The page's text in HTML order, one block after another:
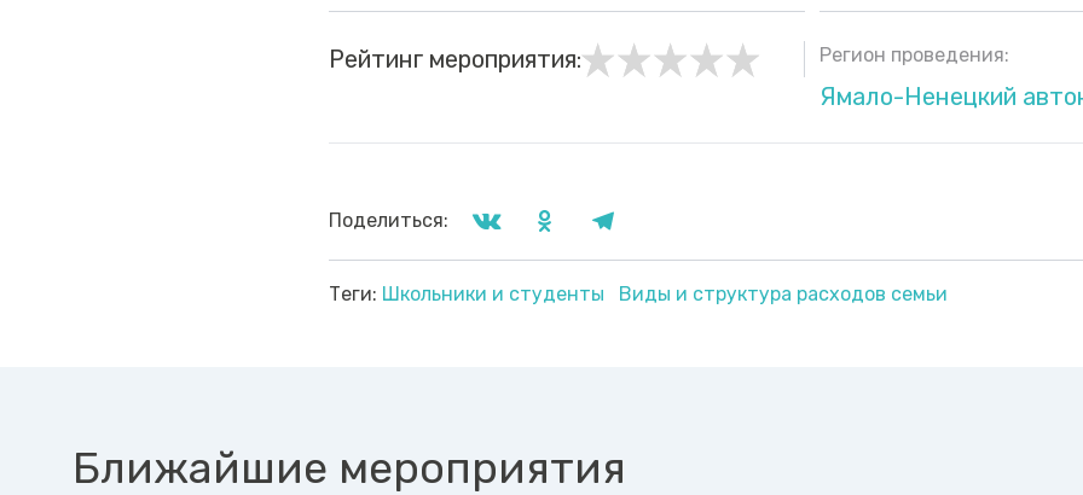
Рейтинг мероприятия: Регион проведения:
Ямало-Ненецкий
Поделиться:
Теги: Школьники и студенты Виды и структура расходов семьи
Ближайшие мероприятия